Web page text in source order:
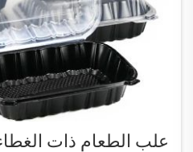
علب الطعام ذات